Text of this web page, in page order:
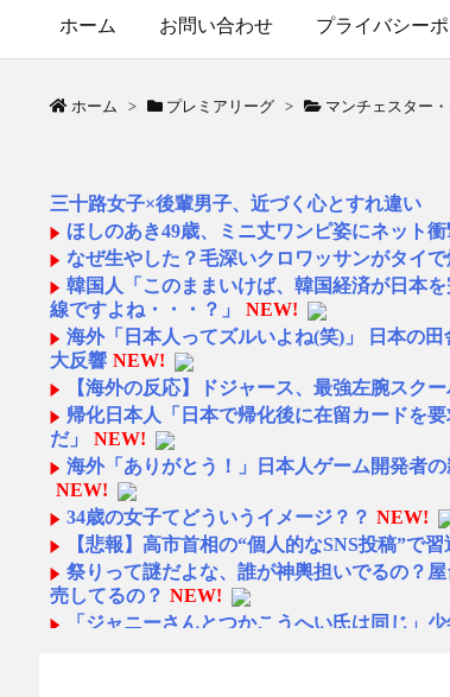
ホーム お問い合わせ プライバシー
ホーム > プレミアリーグ > マンチェスター
三十路女子×後輩男子、近づく心とすれ違い
ほしのあき49歳、ミニ丈ワンピ姿にネット衝
なぜ生やした？毛深いクロワッサンがタイ
韓国人「このままいけば、韓国経済が日本
線ですよね・・・？」
NEW!
海外「日本人ってズルいよね(笑)」 日本の
大反響 NEW!
【海外の反応】ドジャース、最強左腕スク
帰化日本人「日本で帰化後に在留カードを
だ」
NEW!
海外「ありがとう！」日本人ゲーム開発者
NEW!
34歳の女子てどういうイメージ？？ NEW!
【悲報】高市首相の“個人的なSNS投稿”で
祭りって謎だよな、誰が神輿担いでるの？
売してるの？ NEW!
「ジャニーさんとつかこうへい氏は同じ」